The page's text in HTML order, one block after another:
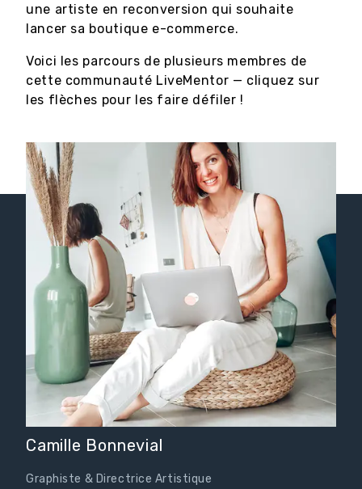
une artiste en reconversion qui souhaite
lancer sa boutique e-commerce.
Voici les parcours de plusieurs membres de
cette communauté LiveMentor — cliquez sur
les flèches pour les faire défiler !
Camille Bonnevial
Graphiste & Directrice Artistique